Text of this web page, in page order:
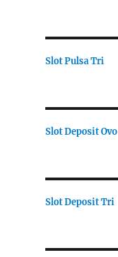
Slot Pulsa Tri
Slot Deposit Ovo
Slot Deposit Tri